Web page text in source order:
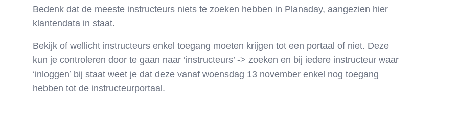
Bedenk dat de meeste instructeurs niets te zoeken hebben in Planaday, aangezien hier
klantendata in staat.
Bekijk of wellicht instructeurs enkel toegang moeten krijgen tot een portaal of niet. Deze
kun je controleren door te gaan naar ‘instructeurs’ -> zoeken en bij iedere instructeur waar
‘inloggen’ bij staat weet je dat deze vanaf woensdag 13 november enkel nog toegang
hebben tot de instructeurportaal.